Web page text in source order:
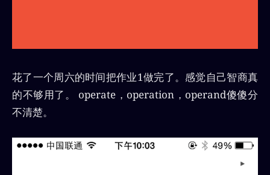
花了一个周六的时间把作业1做完了。感觉自己智商真
的不够用了。 operate，operation，operand傻傻分
不清楚。